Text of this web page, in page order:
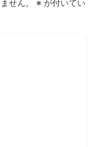
せん。 ※ が付いてい